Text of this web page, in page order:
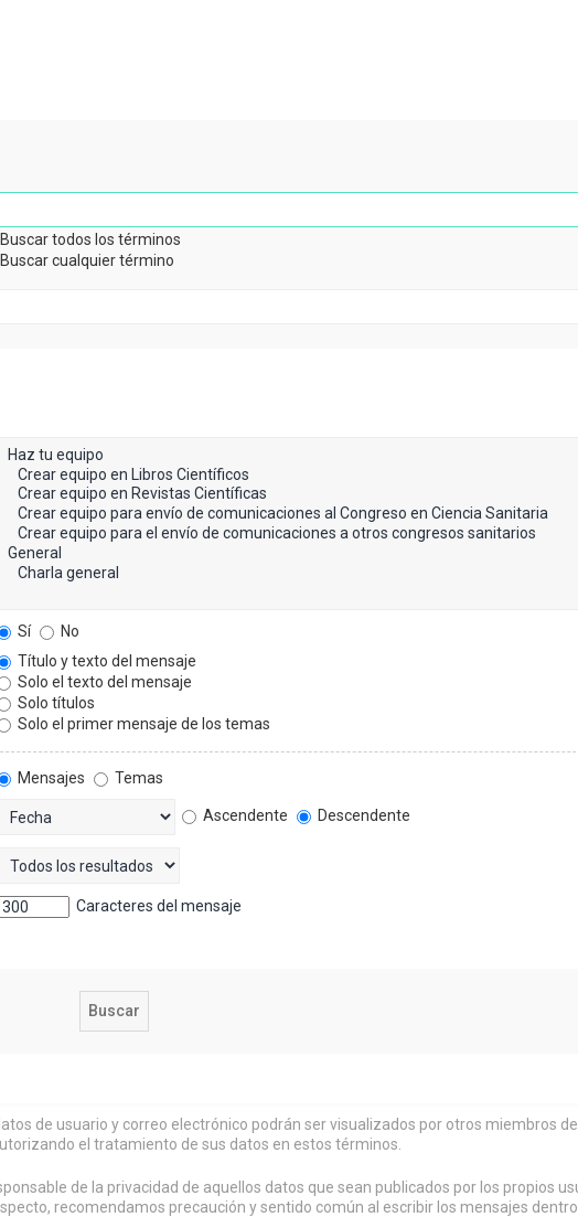
Buscar todos los términos
Buscar cualquier término
Sí
No
Título y texto del mensaje
Solo el texto del mensaje
Solo títulos
Solo el primer mensaje de los temas
Mensajes
Temas
Ascendente Descendente
Caracteres del mensaje
de usuario y correo electrónico podrán ser visualizados por otros miembros
el tratamiento de sus datos en estos términos.
de la privacidad de aquellos datos que sean publicados por los propios
recomendamos precaución y sentido común al escribir los mensajes dentro